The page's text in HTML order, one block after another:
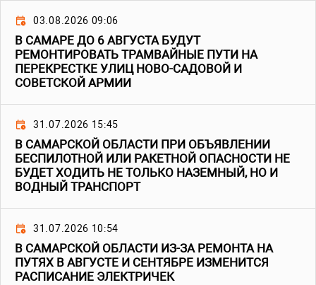
03.08.2026 09:06
В САМАРЕ ДО 6 АВГУСТА БУДУТ
РЕМОНТИРОВАТЬ ТРАМВАЙНЫЕ ПУТИ НА
ПЕРЕКРЕСТКЕ УЛИЦ НОВО-САДОВОЙ И
СОВЕТСКОЙ АРМИИ
31.07.2026 15:45
В САМАРСКОЙ ОБЛАСТИ ПРИ ОБЪЯВЛЕНИИ
БЕСПИЛОТНОЙ ИЛИ РАКЕТНОЙ ОПАСНОСТИ НЕ
БУДЕТ ХОДИТЬ НЕ ТОЛЬКО НАЗЕМНЫЙ, НО И
ВОДНЫЙ ТРАНСПОРТ
31.07.2026 10:54
В САМАРСКОЙ ОБЛАСТИ ИЗ-ЗА РЕМОНТА НА
ПУТЯХ В АВГУСТЕ И СЕНТЯБРЕ ИЗМЕНИТСЯ
РАСПИСАНИЕ ЭЛЕКТРИЧЕК